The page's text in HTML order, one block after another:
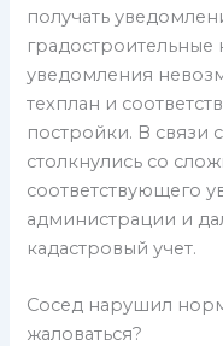
получать
уведомления
техплан и
постройки. В связи
столкнулись со
соответствующего
администрации и
кадастровый учет.
Сосед нарушил
жаловаться?